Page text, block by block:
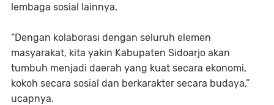
lembaga sosial lainnya.
“Dengan kolaborasi dengan seluruh elemen
masyarakat, kita yakin Kabupaten Sidoarjo akan
tumbuh menjadi daerah yang kuat secara ekonomi,
kokoh secara sosial dan berkarakter secara budaya,”
ucapnya.